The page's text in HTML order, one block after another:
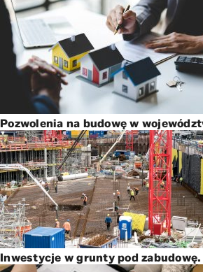
Pozwolenia na budowę w
Inwestycje w grunty pod